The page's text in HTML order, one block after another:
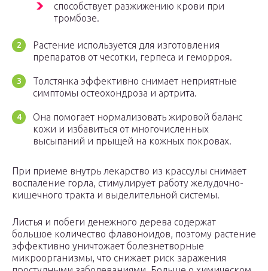
способствует разжижению крови при
тромбозе.
Растение используется для изготовления
препаратов от чесотки, герпеса и геморроя.
Толстянка эффективно снимает неприятные
симптомы остеохондроза и артрита.
Она помогает нормализовать жировой баланс
кожи и избавиться от многочисленных
высыпаний и прыщей на кожных покровах.
При приеме внутрь лекарство из крассулы снимает
воспаление горла, стимулирует работу желудочно-
кишечного тракта и выделительной системы.
Листья и побеги денежного дерева содержат
большое количество флавоноидов, поэтому растение
эффективно уничтожает болезнетворные
микроорганизмы, что снижает риск заражения